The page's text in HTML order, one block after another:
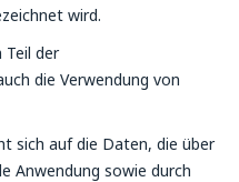
wird.
Teil der
die Verwendung von
sich auf die Daten, die über
Anwendung sowie durch